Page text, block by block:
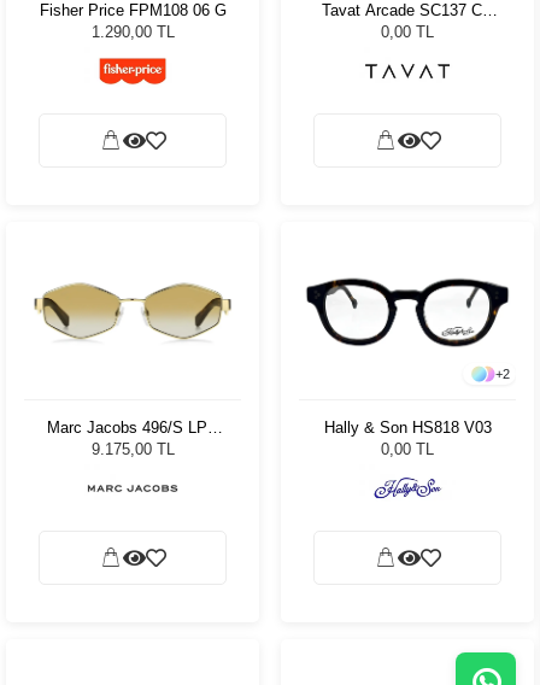
Fisher Price FPM108 06 G
1.290,00 TL
Tavat Arcade SC137 Col
BSL-SO
0,00 TL
Marc Jacobs 496/S LPE
Kadın Güneş Gözlüğü
9.175,00 TL
+2
Hally & Son HS818 V03
0,00 TL